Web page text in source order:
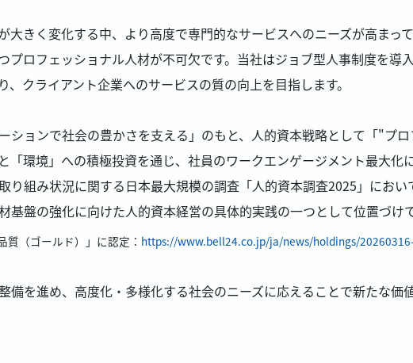
きく変化する中、より高度で専門的なサービスへのニーズが高まっ
ロフェッショナル人材が不可欠です。当社はジョブ型人事制度を導
クライアント企業へのサービスの質の向上を目指します。
ションで社会の豊かさを支える」のもと、人的資本戦略として「"プ
環境」への積極投資を通じ、社員のワークエンゲージメント最大化に
り組み状況に関する日本最大規模の調査「人的資本調査2025」にお
基盤の強化に向けた人的資本経営の具体的実践の一つとして位置づけて
（ゴールド）」に認定： https://www.bell24.co.jp/ja/news/holdings/
を進め、高度化・多様化する社会のニーズに応えることで新たな価